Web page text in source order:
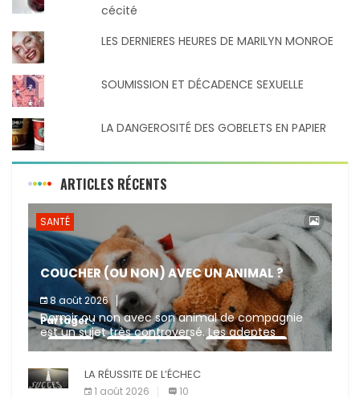
cécité
LES DERNIERES HEURES DE MARILYN MONROE
SOUMISSION ET DÉCADENCE SEXUELLE
LA DANGEROSITÉ DES GOBELETS EN PAPIER
ARTICLES RÉCENTS
SANTÉ
COUCHER (OU NON) AVEC UN ANIMAL ?
8 août 2026
Dormir ou non avec son animal de compagnie
est un sujet très controversé. Les adeptes
affirment que la présence de leur compagnon à
Partager :
Facebook Pinterest
E-mail Imprimer
LA RÉUSSITE DE L’ÉCHEC
1 août 2026 10